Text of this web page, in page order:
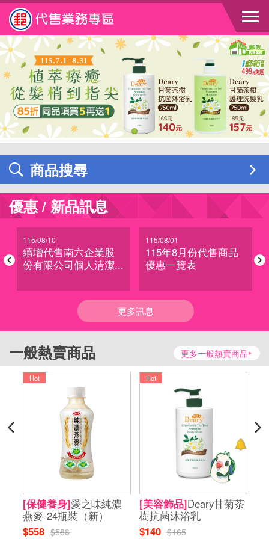
跳到主要內容區塊
商品搜尋
優惠 / 新品訊息
115/08/10
續增代售南六企業股
份有限公司個人清潔...
115/08/01
115年8月份代售商品
優惠一覽表
更多訊息
一般熱賣商品 更多一般熱賣商品
Hot
[保健養身]愛之味純濃
燕麥-24瓶裝（新）
$558 $588
Hot
[美容飾品]Deary甘菊茶
樹抗菌沐浴乳
$140 $165